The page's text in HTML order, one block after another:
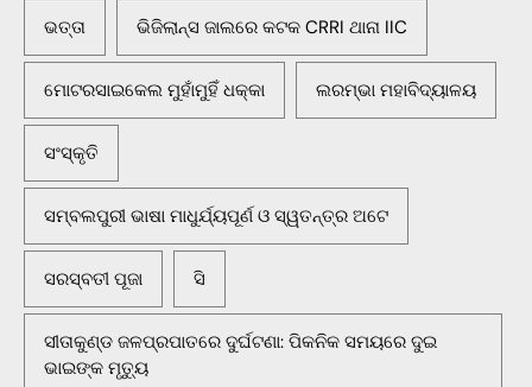
ଭତ୍ତା ଭିଜିଲାନ୍ସ ଜାଲରେ କଟକ CRRI ଥାନା IIC
ମୋଟରସାଇକେଲ ମୁହାଁମୁହିଁ ଧକ୍କା ଲରମ୍ଭା ମହାବିଦ୍ୟାଳୟ
ସଂସ୍କୃତି
ସମ୍ବଲପୁରୀ ଭାଷା ମାଧୁର୍ଯ୍ୟପୂର୍ଣ ଓ ସ୍ୱତନ୍ତ୍ର ଅଟେ
ସରସ୍ବତୀ ପୂଜା ସି
ସୀତାକୁଣ୍ଡ ଜଳପ୍ରପାତରେ ଦୁର୍ଘଟଣା: ପିକନିକ ସମୟରେ ଦୁଇ
ଭାଇଙ୍କ ମୃତ୍ୟୁ